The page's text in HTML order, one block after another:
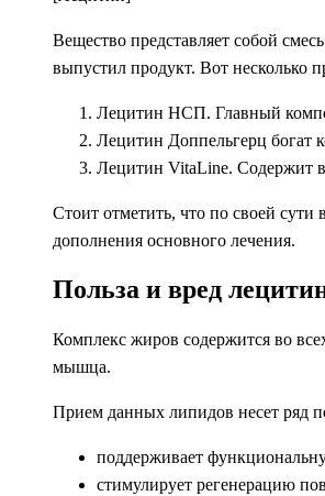
Вещество представляет собой
выпустил продукт. Вот несколько
Лецитин НСП. Главный
Лецитин Доппельгерц богат
Лецитин VitaLine. Содержит
Стоит отметить, что по своей сути
дополнения основного лечения.
Польза и вред
Комплекс жиров содержится во
мышца.
Прием данных липидов несет ряд
поддерживает
стимулирует регенерацию